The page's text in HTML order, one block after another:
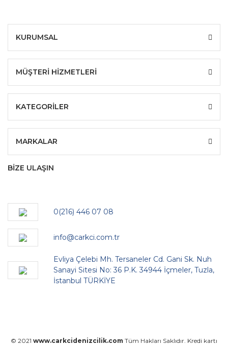
KURUMSAL
MÜŞTERİ HİZMETLERİ
KATEGORİLER
MARKALAR
BİZE ULAŞIN
0(216) 446 07 08
info@carkci.com.tr
Evliya Çelebi Mh. Tersaneler Cd. Gani Sk. Nuh
Sanayi Sitesi No: 36 P.K. 34944 İçmeler, Tuzla,
İstanbul TÜRKİYE
© 2021 www.carkcidenizcilik.com Tüm Hakları Saklıdır. Kredi kartı